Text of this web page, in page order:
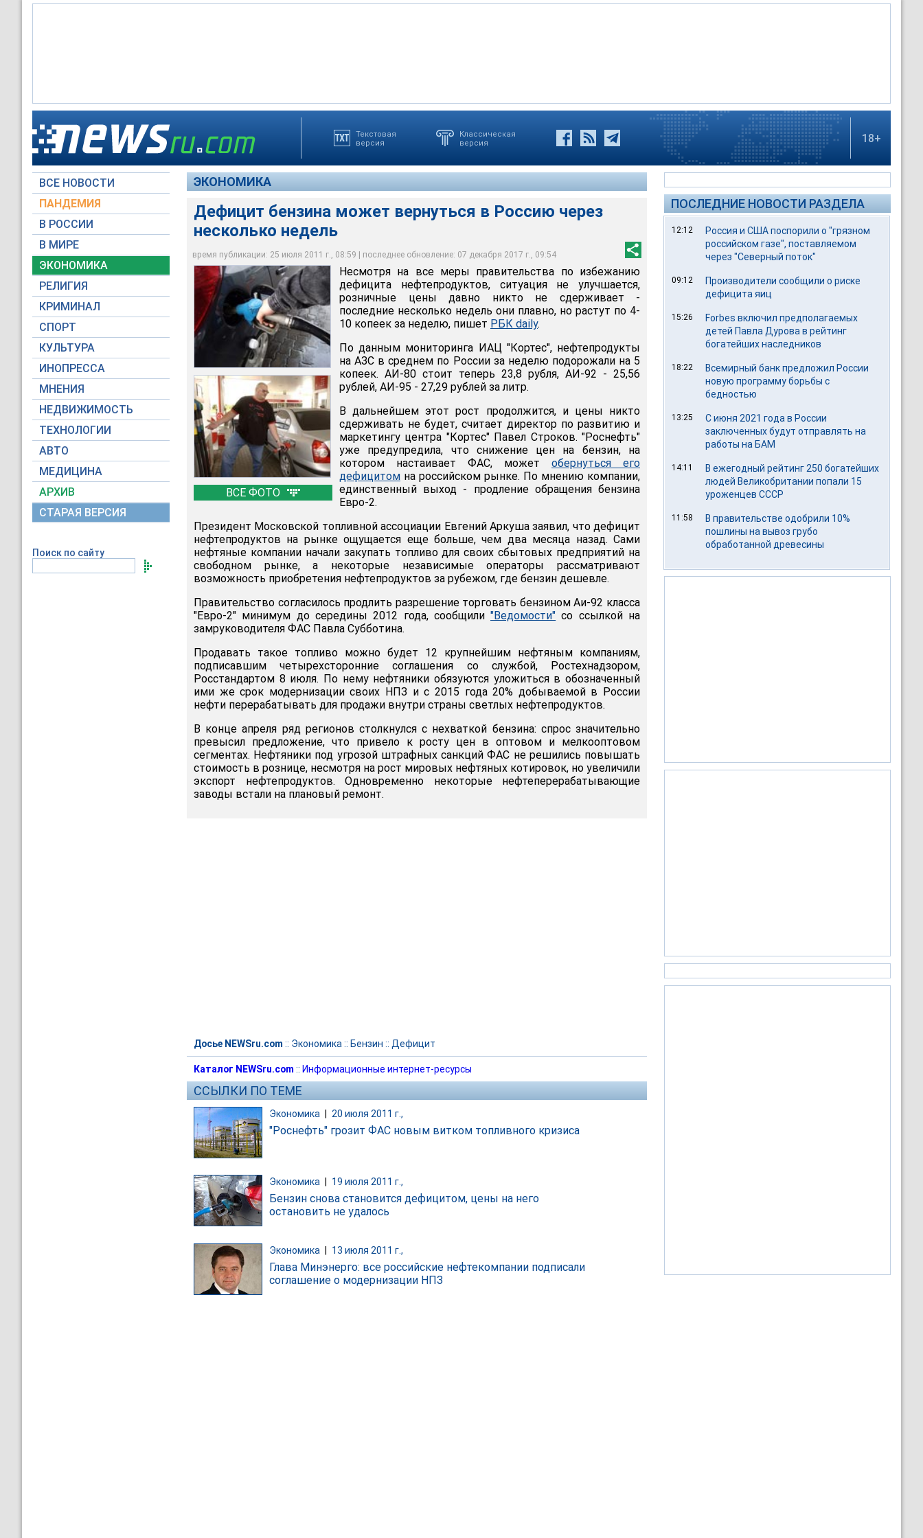
Текстовая
версия
Классическая
версия
18+
ВСЕ НОВОСТИ
ПАНДЕМИЯ
В РОССИИ
В МИРЕ
ЭКОНОМИКА
РЕЛИГИЯ
КРИМИНАЛ
СПОРТ
КУЛЬТУРА
ИНОПРЕССА
МНЕНИЯ
НЕДВИЖИМОСТЬ
ТЕХНОЛОГИИ
АВТО
МЕДИЦИНА
АРХИВ
СТАРАЯ ВЕРСИЯ
Поиск по сайту
ЭКОНОМИКА
Дефицит бензина может вернуться в Россию через
несколько недель
время публикации: 25 июля 2011 г., 08:59 | последнее обновление: 07 декабря 2017 г., 09:54
ВСЕ ФОТО
Несмотря на все меры правительства по избежанию дефицита нефтепродуктов,
ситуация не улучшается, розничные цены давно никто не сдерживает
Moscow-Live.ru
нефтепродукты на АЗС в среднем по России за неделю подорожали на 5 копеек.
АИ-80 стоит теперь 23,8 рубля, АИ-92 - 25,56 рублей, АИ-95 - 27,29 рублей за литр
Russian Look
В конце апреля ряд регионов столкнулся с нехваткой бензина: спрос значительно
превысил предложение, что привело к росту цен в оптовом и мелкооптовом
сегментах
Russian Look
Несмотря на все меры правительства по избежанию
дефицита нефтепродуктов, ситуация не улучшается,
розничные цены давно никто не сдерживает -
последние несколько недель они плавно, но растут по 4-
10 копеек за неделю, пишет РБК daily.
По данным мониторинга ИАЦ "Кортес", нефтепродукты
на АЗС в среднем по России за неделю подорожали на 5
копеек. АИ-80 стоит теперь 23,8 рубля, АИ-92 - 25,56
рублей, АИ-95 - 27,29 рублей за литр.
В дальнейшем этот рост продолжится, и цены никто
сдерживать не будет, считает директор по развитию и
маркетингу центра "Кортес" Павел Строков. "Роснефть"
уже предупредила, что снижение цен на бензин, на
котором настаивает ФАС, может обернуться его
дефицитом на российском рынке. По мнению компании,
единственный выход - продление обращения бензина
Евро-2.
Президент Московской топливной ассоциации Евгений Аркуша заявил, что дефицит
нефтепродуктов на рынке ощущается еще больше, чем два месяца назад. Сами
нефтяные компании начали закупать топливо для своих сбытовых предприятий на
свободном рынке, а некоторые независимые операторы рассматривают
возможность приобретения нефтепродуктов за рубежом, где бензин дешевле.
Правительство согласилось продлить разрешение торговать бензином Аи-92 класса
"Евро-2" минимум до середины 2012 года, сообщили"Ведомости" со ссылкой на
замруководителя ФАС Павла Субботина.
Продавать такое топливо можно будет 12 крупнейшим нефтяным компаниям,
подписавшим четырехсторонние соглашения со службой, Ростехнадзором,
Росстандартом 8 июля. По нему нефтяники обязуются уложиться в обозначенный
ими же срок модернизации своих НПЗ и с 2015 года 20% добываемой в России
нефти перерабатывать для продажи внутри страны светлых нефтепродуктов.
В конце апреля ряд регионов столкнулся с нехваткой бензина: спрос значительно
превысил предложение, что привело к росту цен в оптовом и мелкооптовом
сегментах. Нефтяники под угрозой штрафных санкций ФАС не решились повышать
стоимость в рознице, несмотря на рост мировых нефтяных котировок, но увеличили
экспорт нефтепродуктов. Одновременно некоторые нефтеперерабатывающие
заводы встали на плановый ремонт.
Досье NEWSru.com :: Экономика :: Бензин :: Дефицит
Каталог NEWSru.com :: Информационные интернет-ресурсы
ССЫЛКИ ПО ТЕМЕ
Экономика 20 июля 2011 г.,
"Роснефть" грозит ФАС новым витком топливного кризиса
Экономика 19 июля 2011 г.,
Бензин снова становится дефицитом, цены на него
остановить не удалось
Экономика 13 июля 2011 г.,
Глава Минэнерго: все российские нефтекомпании подписали
соглашение о модернизации НПЗ
ПОСЛЕДНИЕ НОВОСТИ РАЗДЕЛА
12:12
Россия и США поспорили о "грязном
российском газе", поставляемом
через "Северный поток"
09:12
Производители сообщили о риске
дефицита яиц
15:26
Forbes включил предполагаемых
детей Павла Дурова в рейтинг
богатейших наследников
18:22
Всемирный банк предложил России
новую программу борьбы с
бедностью
13:25
С июня 2021 года в России
заключенных будут отправлять на
работы на БАМ
14:11
В ежегодный рейтинг 250 богатейших
людей Великобритании попали 15
уроженцев СССР
11:58
В правительстве одобрили 10%
пошлины на вывоз грубо
обработанной древесины